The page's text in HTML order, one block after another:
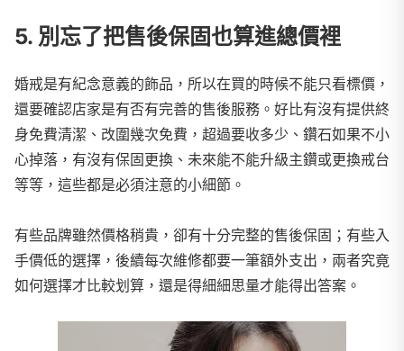
5. 別忘了把售後保固也算進總價裡
婚戒是有紀念意義的飾品，所以在買的時候不能只看標價，
還要確認店家是有否有完善的售後服務。好比有沒有提供終
身免費清潔、改圍幾次免費，超過要收多少、鑽石如果不小
心掉落，有沒有保固更換、未來能不能升級主鑽或更換戒台
等等，這些都是必須注意的小細節。
有些品牌雖然價格稍貴，卻有十分完整的售後保固；有些入
手價低的選擇，後續每次維修都要一筆額外支出，兩者究竟
如何選擇才比較划算，還是得細細思量才能得出答案。